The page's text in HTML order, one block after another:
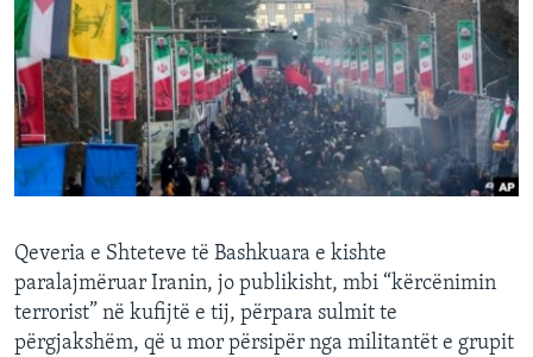
SHËNDETËSI
INTERVISTA
DITARI
Qeveria e Shteteve të Bashkuara e kishte
paralajmëruar Iranin, jo publikisht, mbi “kërcënimin
terrorist” në kufijtë e tij, përpara sulmit te
përgjakshëm, që u mor përsipër nga militantët e grupit